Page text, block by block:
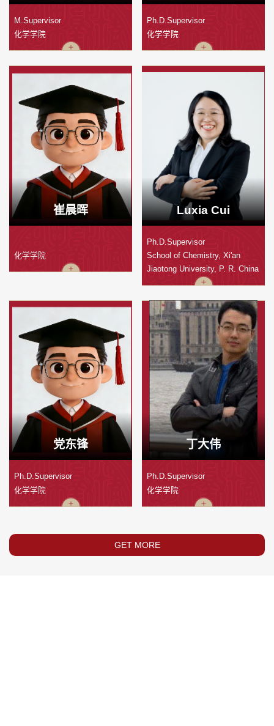
M.Supervisor
化学学院
Ph.D.Supervisor
化学学院
崔晨晖
化学学院
Luxia Cui
Ph.D.Supervisor
School of Chemistry, Xi'an
Jiaotong University, P. R. China
党东锋
Ph.D.Supervisor
化学学院
丁大伟
Ph.D.Supervisor
化学学院
GET MORE